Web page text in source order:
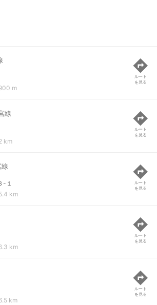
m
ルート
を見る
線
km
ルート
を見る
-１
km
ルート
を見る
km
ルート
を見る
km
ルート
を見る